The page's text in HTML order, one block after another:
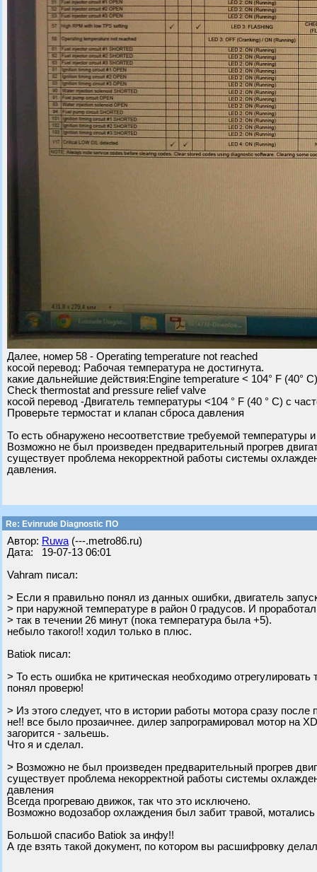
Далее, номер 58 - Operating temperature not reached
косой перевод: Рабочая температура не достигнута.
какие дальнейшие действия:Engine temperature < 104° F (40°
Check thermostat and pressure relief valve
косой перевод -Двигатель температуры <104 ° F (40 ° C) с
Проверьте термостат и клапан сброса давления
То есть обнаружено несоответствие требуемой
Возможно не был произведен предварительный прогрев
существует проблема некорректной работы системы
давления.
Re: Evinrude Diagnostic ПО
Автор: Ruwa (---.metro86.ru)
Дата: 19-07-13 06:01
Vahram писал:
> Если я правильно понял из данных ошибки, двигатель
> при наружной температуре в район 0 градусов. И
> так в течении 26 минут (пока температура была +5).
небыло такого!! ходил только в плюс.
Batiok писал:
> То есть ошибка не критическая необходимо отрегулировать
понял проверю!
> Из этого следует, что в истории работы мотора сразу
не!! все было прозаичнее. дилер запрограмировал мотор на
загорится - зальешь.
Что я и сделал.
> Возможно не был произведен предварительный прогрев
существует проблема некорректной работы системы
давления
Всегда прогреваю движок, так что это исключено.
Возможно водозабор охлаждения был забит травой,
Большой спасибо Batiok за инфу!!
А где взять такой документ, по котором вы расшифровку